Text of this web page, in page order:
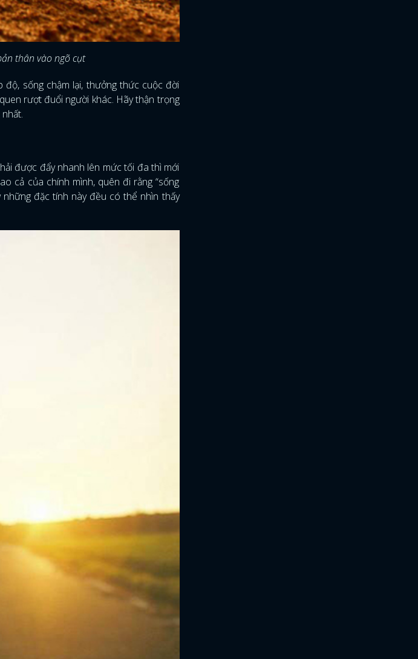
thân vào ngõ cụt
sống chậm lại, thưởng thức cuộc đời
rượt đuổi người khác. Hãy thận trọng
được đẩy nhanh lên mức tối đa thì mới
cả của chính mình, quên đi rằng “sống
đặc tính này đều có thể nhìn thấy